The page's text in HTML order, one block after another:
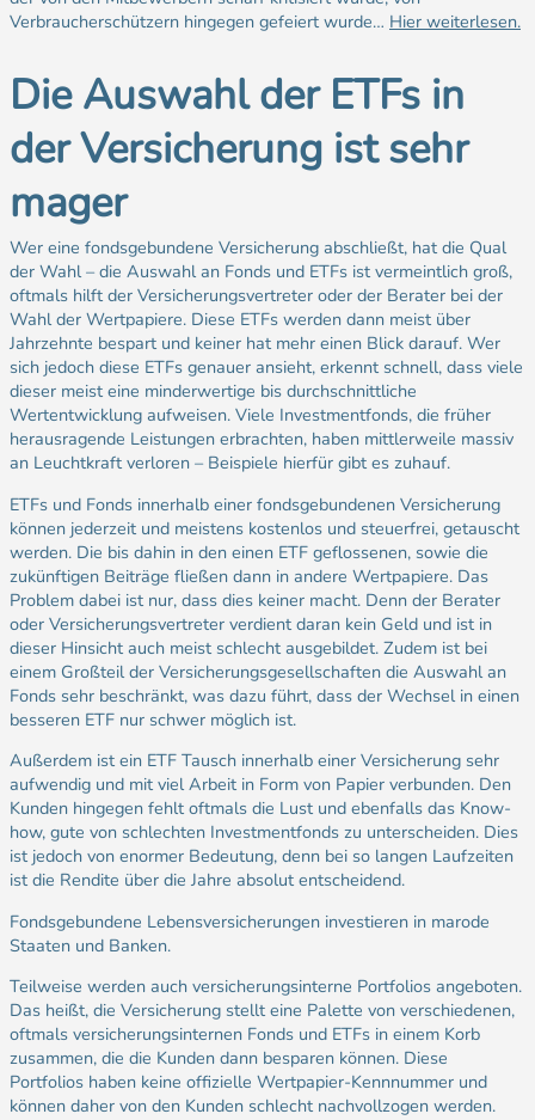
Verbraucherschützern hingegen gefeiert wurde… Hier weiterlesen.
Die Auswahl der ETFs in
der Versicherung ist sehr
mager
Wer eine fondsgebundene Versicherung abschließt, hat die Qual
der Wahl – die Auswahl an Fonds und ETFs ist vermeintlich groß,
oftmals hilft der Versicherungsvertreter oder der Berater bei der
Wahl der Wertpapiere. Diese ETFs werden dann meist über
Jahrzehnte bespart und keiner hat mehr einen Blick darauf. Wer
sich jedoch diese ETFs genauer ansieht, erkennt schnell, dass viele
dieser meist eine minderwertige bis durchschnittliche
Wertentwicklung aufweisen. Viele Investmentfonds, die früher
herausragende Leistungen erbrachten, haben mittlerweile massiv
an Leuchtkraft verloren – Beispiele hierfür gibt es zuhauf.
ETFs und Fonds innerhalb einer fondsgebundenen Versicherung
können jederzeit und meistens kostenlos und steuerfrei, getauscht
werden. Die bis dahin in den einen ETF geflossenen, sowie die
zukünftigen Beiträge fließen dann in andere Wertpapiere. Das
Problem dabei ist nur, dass dies keiner macht. Denn der Berater
oder Versicherungsvertreter verdient daran kein Geld und ist in
dieser Hinsicht auch meist schlecht ausgebildet. Zudem ist bei
einem Großteil der Versicherungsgesellschaften die Auswahl an
Fonds sehr beschränkt, was dazu führt, dass der Wechsel in einen
besseren ETF nur schwer möglich ist.
Außerdem ist ein ETF Tausch innerhalb einer Versicherung sehr
aufwendig und mit viel Arbeit in Form von Papier verbunden. Den
Kunden hingegen fehlt oftmals die Lust und ebenfalls das Know-
how, gute von schlechten Investmentfonds zu unterscheiden. Dies
ist jedoch von enormer Bedeutung, denn bei so langen Laufzeiten
ist die Rendite über die Jahre absolut entscheidend.
Fondsgebundene Lebensversicherungen investieren in marode
Staaten und Banken.
Teilweise werden auch versicherungsinterne Portfolios angeboten.
Das heißt, die Versicherung stellt eine Palette von verschiedenen,
oftmals versicherungsinternen Fonds und ETFs in einem Korb
zusammen, die die Kunden dann besparen können. Diese
Portfolios haben keine offizielle Wertpapier-Kennnummer und
können daher von den Kunden schlecht nachvollzogen werden.